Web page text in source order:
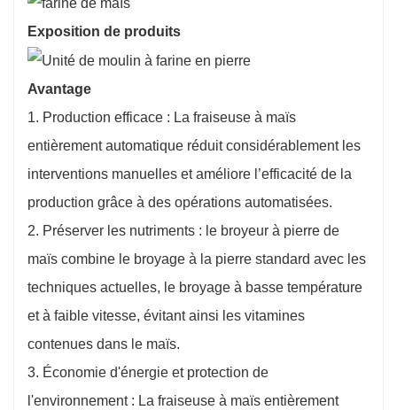
Exposition de produits
Avantage
1. Production efficace : La fraiseuse à maïs
entièrement automatique réduit considérablement les
interventions manuelles et améliore l’efficacité de la
production grâce à des opérations automatisées.
2. Préserver les nutriments : le broyeur à pierre de
maïs combine le broyage à la pierre standard avec les
techniques actuelles, le broyage à basse température
et à faible vitesse, évitant ainsi les vitamines
contenues dans le maïs.
3. Économie d'énergie et protection de
l'environnement : La fraiseuse à maïs entièrement